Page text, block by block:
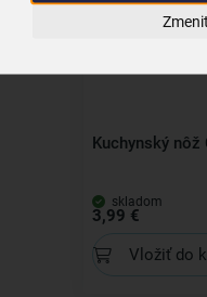
Kuchynský
skladom
3,99 €
Vložiť do